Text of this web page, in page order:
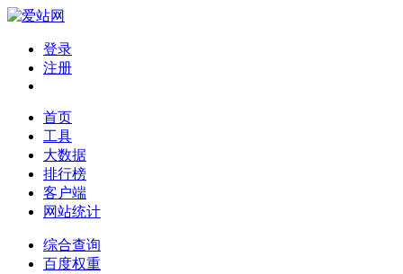
登录
注册
首页
工具
大数据
排行榜
客户端
网站统计
综合查询
百度权重